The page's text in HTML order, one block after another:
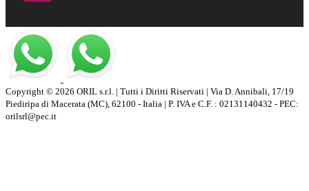
Copyright © 2026 ORIL s.r.l. | Tutti i Diritti Riservati | Via D. Annibali, 17/19
Piediripa di Macerata (MC), 62100 - Italia | P. IVA e C.F. : 02131140432 - PEC:
orilsrl@pec.it